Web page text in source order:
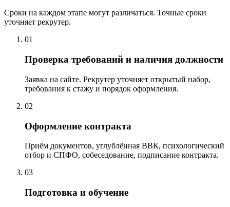
Сроки на каждом этапе могут различаться. Точные сроки
уточняет рекрутер.
01
Проверка требований и наличия должности
Заявка на сайте. Рекрутер уточняет открытый набор,
требования к стажу и порядок оформления.
02
Оформление контракта
Приём документов, углублённая ВВК, психологический
отбор и СПФО, собеседование, подписание контракта.
03
Подготовка и обучение